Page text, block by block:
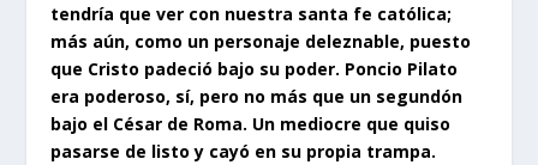
tendría que ver con nuestra santa fe católica;
más aún, como un personaje deleznable, puesto
que Cristo padeció bajo su poder. Poncio Pilato
era poderoso, sí, pero no más que un segundón
bajo el César de Roma. Un mediocre que quiso
pasarse de listo y cayó en su propia trampa.